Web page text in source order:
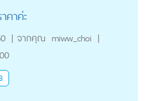
คาค่ะ
| จากคุณ miww_choi |